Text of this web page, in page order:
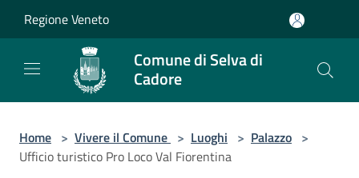
Regione Veneto
Comune di Selva di
Cadore
Home > Vivere il Comune > Luoghi > Palazzo >
Ufficio turistico Pro Loco Val Fiorentina